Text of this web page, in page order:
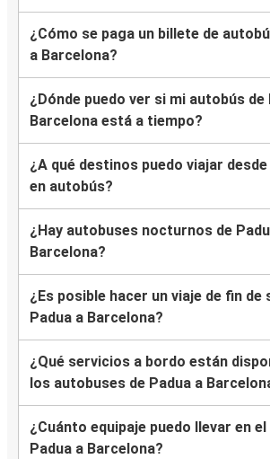
¿Cómo se paga un billete de
a Barcelona?
¿Dónde puedo ver si mi autobús de
Barcelona está a tiempo?
¿A qué destinos puedo viajar
en autobús?
¿Hay autobuses nocturnos de
Barcelona?
¿Es posible hacer un viaje de fin de
Padua a Barcelona?
¿Qué servicios a bordo están
los autobuses de Padua a
¿Cuánto equipaje puedo llevar en
Padua a Barcelona?